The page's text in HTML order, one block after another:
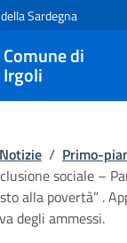
Sardegna
Comune di
Irgoli
Notizie / Primo-
sociale –
alla povertà” .
degli ammessi.